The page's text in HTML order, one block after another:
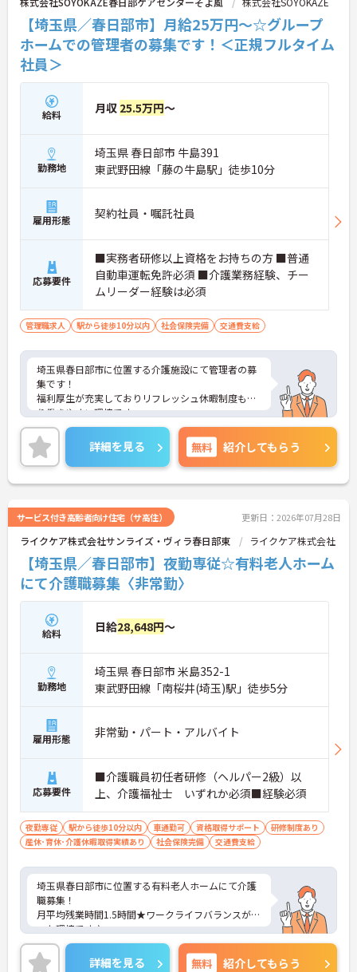
【埼玉県／春日部市】月給25万円～☆グループ
ホームでの管理者の募集です！＜正規フルタイム
社員＞
給料 月収 25.5万円～
勤務地
埼玉県 春日部市 牛島391
東武野田線「藤の牛島駅」徒歩10分
雇用形態 契約社員・嘱託社員
応募要件
■実務者研修以上資格をお持ちの方 ■普通
自動車運転免許必須 ■介護業務経験、チー
ムリーダー経験は必須
管理職求人 駅から徒歩10分以内 社会保険完備 交通費支給
埼玉県春日部市に位置する介護施設にて管理者の募
集です！
福利厚生が充実しておりリフレッシュ休暇制度もあ
り働きやすい環境です。
ご興味ある方には、面接対策ポイントなど、さらに
詳細をお話しいたしますのでお気軽にご相談くださ
い！
詳細を見る 無料 紹介してもらう
サービス付き高齢者向け住宅（サ高住） 更新日：2026年07月28日
ライクケア株式会社サンライズ・ヴィラ春日部東 ライクケア株式会社
【埼玉県／春日部市】夜勤専従☆有料老人ホーム
にて介護職募集〈非常勤〉
給料 日給28,648円～
勤務地
埼玉県 春日部市 米島352-1
東武野田線「南桜井(埼玉)駅」徒歩5分
雇用形態 非常勤・パート・アルバイト
応募要件
■介護職員初任者研修（ヘルパー2級）以
上、介護福祉士 いずれか必須■経験必須
夜勤専従 駅から徒歩10分以内 車通勤可 資格取得サポート
研修制度あり
産休･育休･介護休暇取得実績あり
社会保険完備 交通費支給
埼玉県春日部市に位置する有料老人ホームにて介護
職募集！
月平均残業時間1.5時間★ワークライフバランスが整
った環境です♪
ご興味のある方は面接ポイントなどをお伝えいたし
ますので是非お気軽にお問い合わせください！
詳細を見る 無料 紹介してもらう